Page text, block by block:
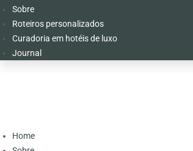
Sobre
Roteiros personalizados
Curadoria em hotéis de luxo
Journal
Home